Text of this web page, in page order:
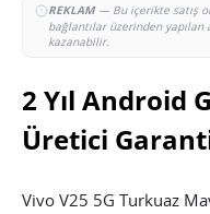
REKLAM— Bu içerikte satış
bağlantılar üzerinden yapılan
kazanabilir.
2 Yıl Android
Üretici
Vivo V25 5G Turkuaz